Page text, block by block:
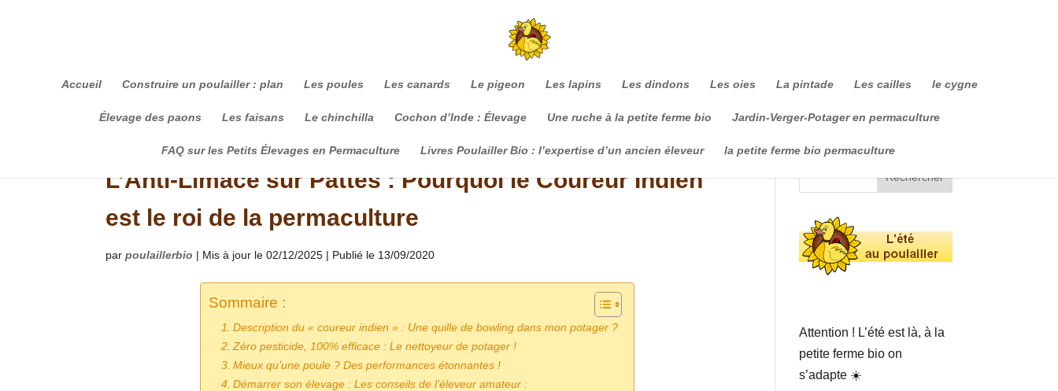
Accueil Construire un poulailler : plan Les poules Les canards Le pigeon Les lapins Les dindons Les oies La pintade Les cailles le cygne
Élevage des paons Les faisans Le chinchilla Cochon d’Inde : Élevage Une ruche à la petite ferme bio Jardin-Verger-Potager en permaculture
FAQ sur les Petits Élevages en Permaculture Livres Poulailler Bio : l’expertise d’un ancien éleveur la petite ferme bio permaculture
L’Anti-Limace sur Pattes : Pourquoi le Coureur Indien
est le roi de la permaculture
parpoulaillerbio | Mis à jour le 02/12/2025 | Publié le 13/09/2020
Sommaire :
Description du « coureur indien » : Une quille de bowling dans mon potager ?
Zéro pesticide, 100% efficace : Le nettoyeur de potager !
Mieux qu’une poule ? Des performances étonnantes !
Démarrer son élevage : Les conseils de l’éleveur amateur :
Attention ! L’été est là, à la
petite ferme bio on
s’adapte ☀️